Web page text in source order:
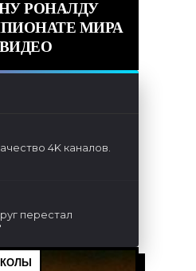
РОНАЛДУ
МИРА
4K каналов.
перестал